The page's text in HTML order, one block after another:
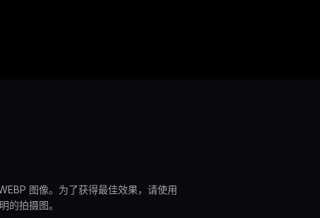
图像。为了获得最佳效果，请使用
的拍摄图。